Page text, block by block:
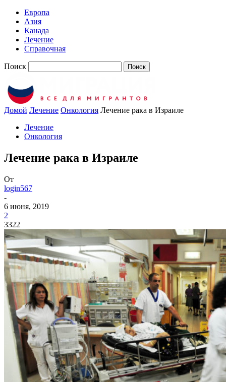
Европа
Азия
Канада
Лечение
Справочная
Поиск
Домой Лечение Онкология Лечение рака в Израиле
Лечение
Онкология
Лечение рака в Израиле
От
login567
-
6 июня, 2019
2
3322